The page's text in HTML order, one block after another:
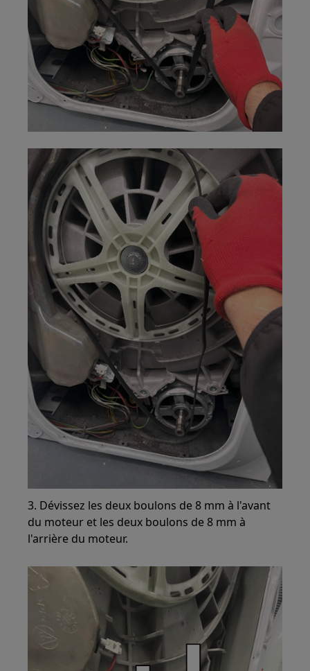
3. Dévissez les deux boulons de 8 mm à l'avant
du moteur et les deux boulons de 8 mm à
l'arrière du moteur.